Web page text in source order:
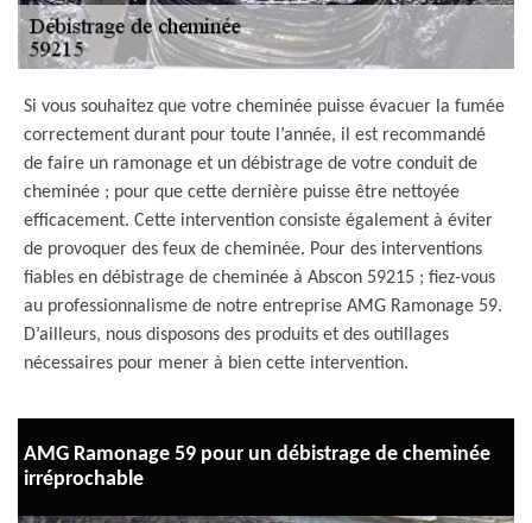
Si vous souhaitez que votre cheminée puisse évacuer la fumée
correctement durant pour toute l’année, il est recommandé
de faire un ramonage et un débistrage de votre conduit de
cheminée ; pour que cette dernière puisse être nettoyée
efficacement. Cette intervention consiste également à éviter
de provoquer des feux de cheminée. Pour des interventions
fiables en débistrage de cheminée à Abscon 59215 ; fiez-vous
au professionnalisme de notre entreprise AMG Ramonage 59.
D’ailleurs, nous disposons des produits et des outillages
nécessaires pour mener à bien cette intervention.
AMG Ramonage 59 pour un débistrage de cheminée
irréprochable